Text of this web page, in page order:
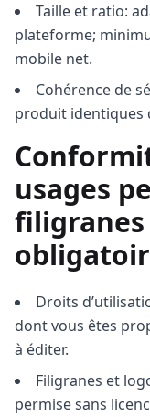
Taille et ratio:
plateforme;
mobile net.
Cohérence de
produit identiques
usages
Droits
dont vous êtes
à éditer.
Filigranes et
permise sans